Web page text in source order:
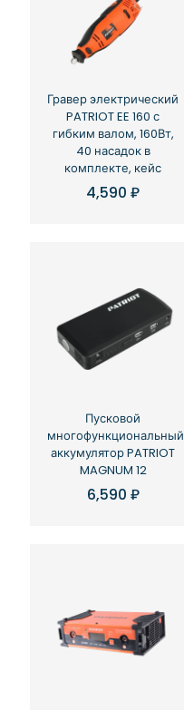
Гравер электрический
PATRIOT EE 160 с
гибким валом, 160Вт,
40 насадок в
комплекте, кейс
4,590₽
Пусковой
многофункциональный
аккумулятор PATRIOT
MAGNUM 12
6,590 ₽